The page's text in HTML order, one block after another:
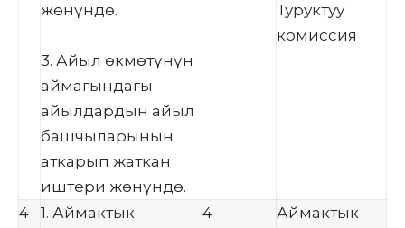
жөнүндө.
3. Айыл өкмөтүнүн
аймагындагы
айылдардын айыл
башчыларынын
аткарып жаткан
иштери жөнүндө.
Туруктуу
комиссия
4
1. Аймактык
4-
Аймактык